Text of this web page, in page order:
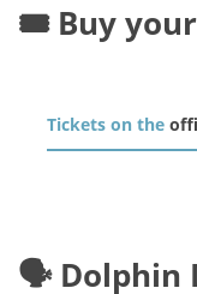
🎟️ Buy
Tickets on the
🗣️ Dolphin